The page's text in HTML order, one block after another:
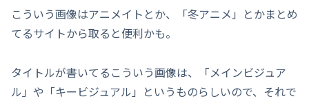
こういう画像はアニメイトとか、「冬アニメ」とかまとめ
てるサイトから取ると便利かも。
タイトルが書いてるこういう画像は、「メインビジュア
ル」や「キービジュアル」というものらしいので、それで